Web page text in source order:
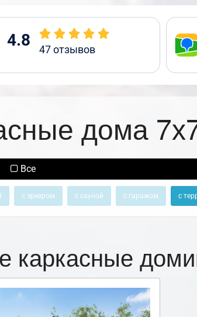
4.8 47отзывов
дома
Все
с эркером с сауной с гаражом с
каркасные